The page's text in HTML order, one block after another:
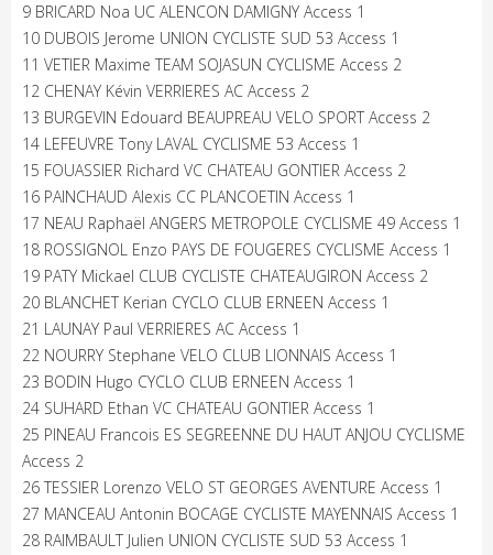
9 BRICARD Noa UC ALENCON DAMIGNY Access 1
10 DUBOIS Jerome UNION CYCLISTE SUD 53 Access 1
11 VETIER Maxime TEAM SOJASUN CYCLISME Access 2
12 CHENAY Kévin VERRIERES AC Access 2
13 BURGEVIN Edouard BEAUPREAU VELO SPORT Access 2
14 LEFEUVRE Tony LAVAL CYCLISME 53 Access 1
15 FOUASSIER Richard VC CHATEAU GONTIER Access 2
16 PAINCHAUD Alexis CC PLANCOETIN Access 1
17 NEAU Raphaël ANGERS METROPOLE CYCLISME 49 Access 1
18 ROSSIGNOL Enzo PAYS DE FOUGERES CYCLISME Access 1
19 PATY Mickael CLUB CYCLISTE CHATEAUGIRON Access 2
20 BLANCHET Kerian CYCLO CLUB ERNEEN Access 1
21 LAUNAY Paul VERRIERES AC Access 1
22 NOURRY Stephane VELO CLUB LIONNAIS Access 1
23 BODIN Hugo CYCLO CLUB ERNEEN Access 1
24 SUHARD Ethan VC CHATEAU GONTIER Access 1
25 PINEAU Francois ES SEGREENNE DU HAUT ANJOU CYCLISME
Access 2
26 TESSIER Lorenzo VELO ST GEORGES AVENTURE Access 1
27 MANCEAU Antonin BOCAGE CYCLISTE MAYENNAIS Access 1
28 RAIMBAULT Julien UNION CYCLISTE SUD 53 Access 1